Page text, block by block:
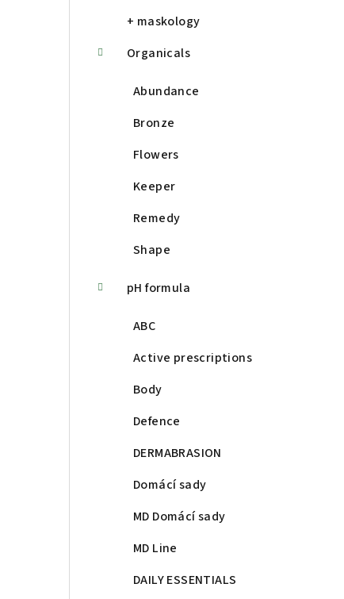
+ maskology
Organicals
Abundance
Bronze
Flowers
Keeper
Remedy
Shape
pH formula
ABC
Active prescriptions
Body
Defence
DERMABRASION
Domácí sady
MD Domácí sady
MD Line
DAILY ESSENTIALS